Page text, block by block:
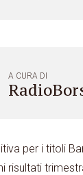
A CURA DI
per i titoli
risultati